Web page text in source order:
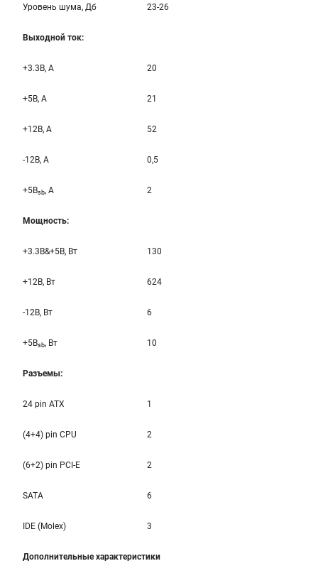
Уровень шума, Дб 23-26
Выходной ток:
+3.3B, А 20
+5B, А 21
+12B, A 52
-12B, A 0,5
+5Bsb, A 2
Мощность:
+3.3B&+5B, Вт 130
+12B, Вт 624
-12B, Вт 6
+5Bsb, Вт 10
Разъемы:
24 pin ATX 1
(4+4) pin CPU 2
(6+2) pin PCI-E 2
SATA 6
IDE (Molex) 3
Дополнительные характеристики